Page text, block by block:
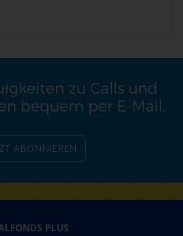
zu Calls und
bequem per E-Mail.
ABONNIEREN
PLUS